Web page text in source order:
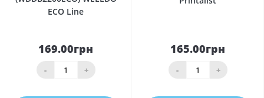
ECO Line
169.00грн
- +
165.00грн
- +